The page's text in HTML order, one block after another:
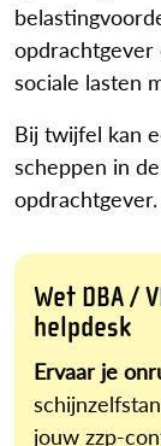
sociale lasten
Bij twijfel kan
scheppen in
opdrachtgever.
Wet DBA /
helpdesk
Ervaar je
jouw zzp-